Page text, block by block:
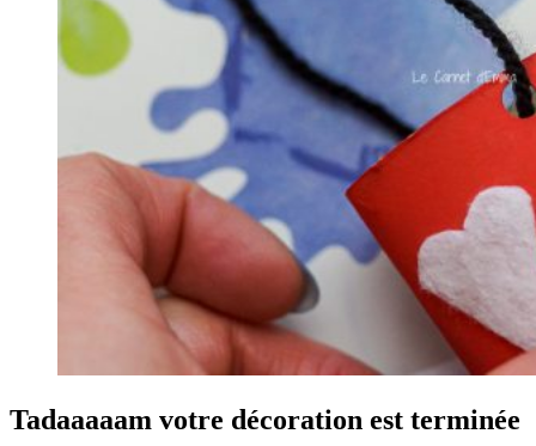
Tadaaaaam votre décoration est terminée